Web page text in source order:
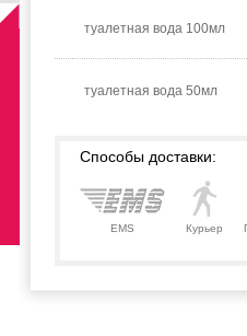
туалетная вода 100мл
туалетная вода 50мл
Способы доставки:
EMS Курьер